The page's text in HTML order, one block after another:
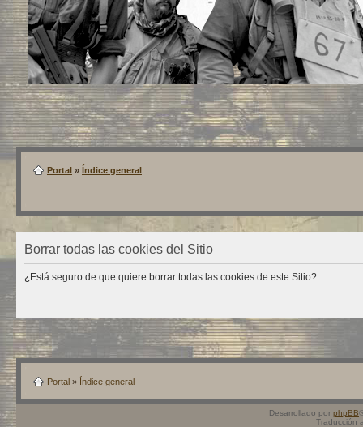
Portal » Índice general
Borrar todas las cookies del Sitio
¿Está seguro de que quiere borrar todas las cookies de este Sitio?
Portal » Índice general
Desarrollado por phpBB
Traducción